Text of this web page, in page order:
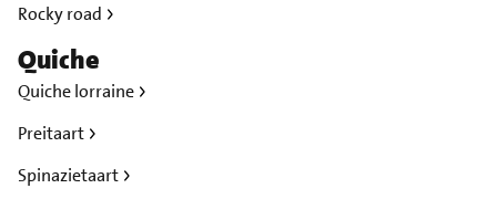
Rocky road
Quiche
Quiche lorraine
Preitaart
Spinazietaart